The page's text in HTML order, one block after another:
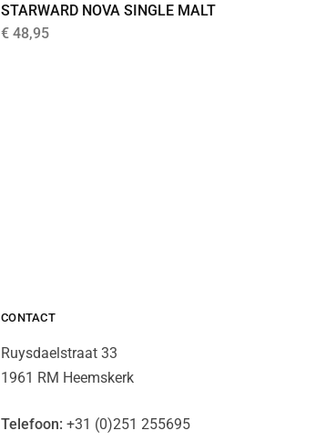
STARWARD NOVA SINGLE MALT
€ 48,95
CONTACT
Ruysdaelstraat 33
1961 RM Heemskerk
Telefoon: +31 (0)251 255695